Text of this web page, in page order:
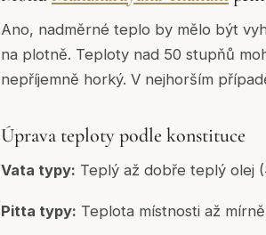
Ano, nadměrné teplo by mělo být
na plotně. Teploty nad 50 stupňů
nepříjemně horký. V nejhorším
Úprava teploty podle konstituce
Vata typy: Teplý až dobře teplý olej
Pitta typy: Teplota místnosti až